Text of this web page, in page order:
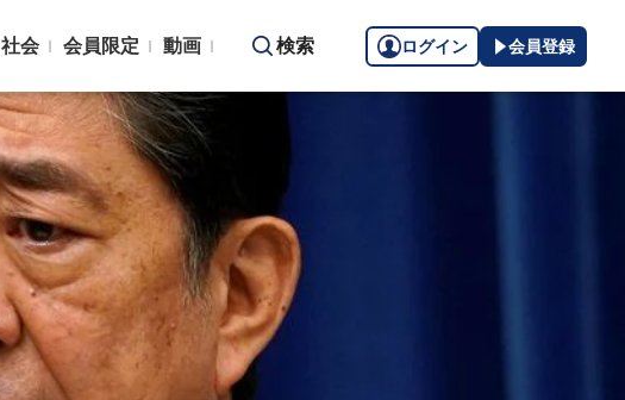
社会 会員限定 動画 検索 ログイン 会員登録